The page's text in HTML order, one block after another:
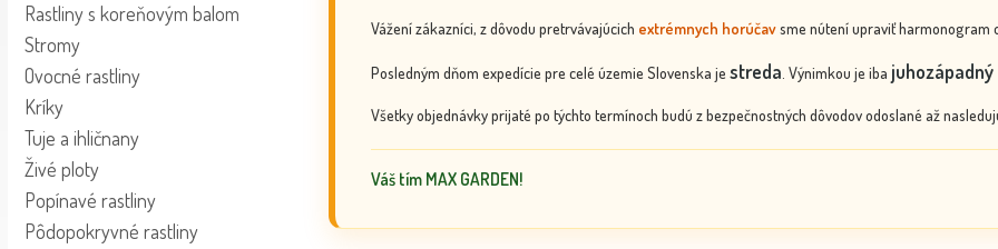
Rastliny s koreňovým balom
Stromy
Ovocné rastliny
Kríky
Tuje a ihličnany
Živé ploty
Popínavé rastliny
Pôdopokryvné rastliny
Vážení zákazníci, z dôvodu pretrvávajúcich extrémnych horúčavsme nútení upraviť harmonogram
Posledným dňom expedície pre celé územie Slovenska je streda . Výnimkou je iba
Všetky objednávky prijaté po týchto termínoch budú z bezpečnostných dôvodov odoslané až
Váš tím MAX GARDEN!